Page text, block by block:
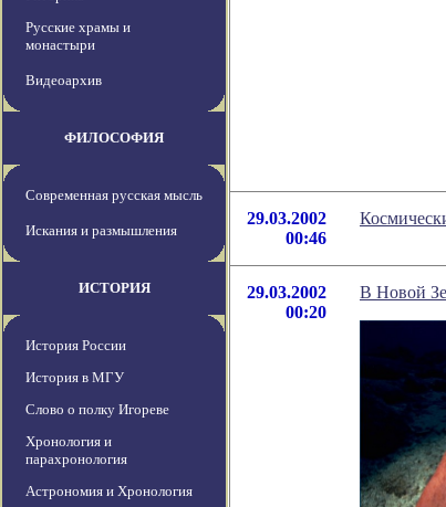
Русские храмы и
монастыри
Видеоархив
ФИЛОСОФИЯ
Современная русская мысль
Искания и размышления
ИСТОРИЯ
История России
История в МГУ
Слово о полку Игореве
Хронология и
парахронология
Астрономия и Хронология
29.03.2002
00:46
29.03.2002
00:20
В Новой